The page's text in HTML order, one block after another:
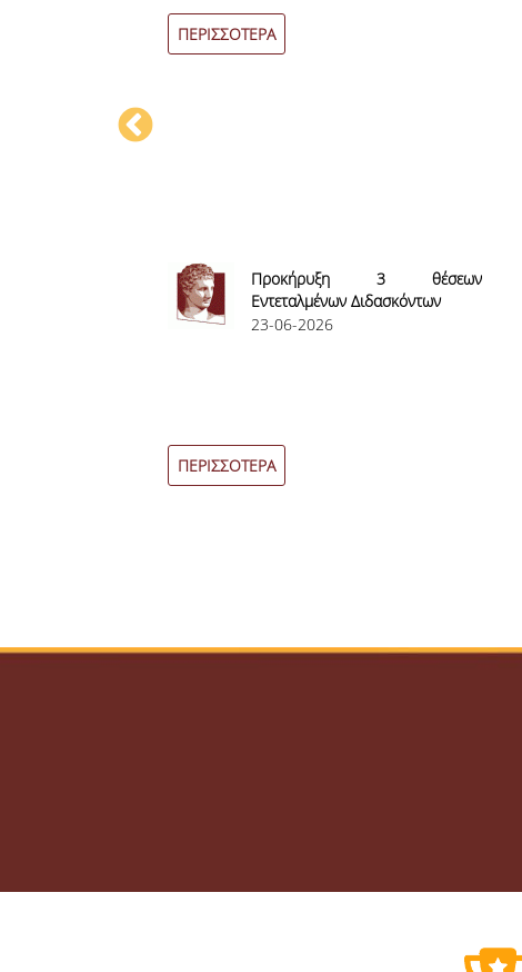
ΠΕΡΙΣΣΟΤΕΡΑ
Προκήρυξη 3 θέσεων
Εντεταλμένων Διδασκόντων
23-06-2026
ΠΕΡΙΣΣΟΤΕΡΑ